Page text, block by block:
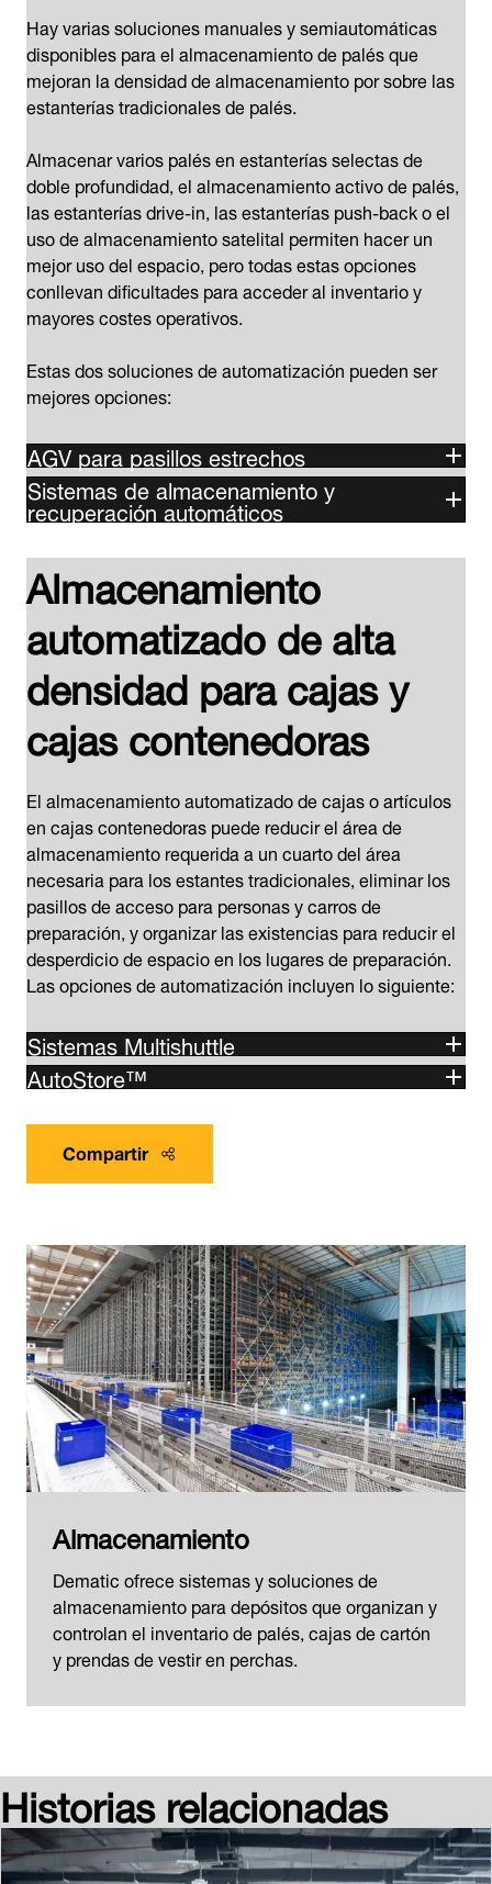
Hay varias soluciones manuales y semiautomáticas
disponibles para el almacenamiento de palés que
mejoran la densidad de almacenamiento por sobre las
estanterías tradicionales de palés.
Almacenar varios palés en estanterías selectas de
doble profundidad, el almacenamiento activo de palés,
las estanterías drive-in, las estanterías push-back o el
uso de almacenamiento satelital permiten hacer un
mejor uso del espacio, pero todas estas opciones
conllevan dificultades para acceder al inventario y
mayores costes operativos.
Estas dos soluciones de automatización pueden ser
mejores opciones:
AGV para pasillos estrechos
Sistemas de almacenamiento y
recuperación automáticos
Almacenamiento
automatizado de alta
densidad para cajas y
cajas contenedoras
El almacenamiento automatizado de cajas o artículos
en cajas contenedoras puede reducir el área de
almacenamiento requerida a un cuarto del área
necesaria para los estantes tradicionales, eliminar los
pasillos de acceso para personas y carros de
preparación, y organizar las existencias para reducir el
desperdicio de espacio en los lugares de preparación.
Las opciones de automatización incluyen lo siguiente:
Sistemas Multishuttle
AutoStore™
Compartir
Almacenamiento
Dematic ofrece sistemas y soluciones de
almacenamiento para depósitos que organizan y
controlan el inventario de palés, cajas de cartón
y prendas de vestir en perchas.
Historias relacionadas